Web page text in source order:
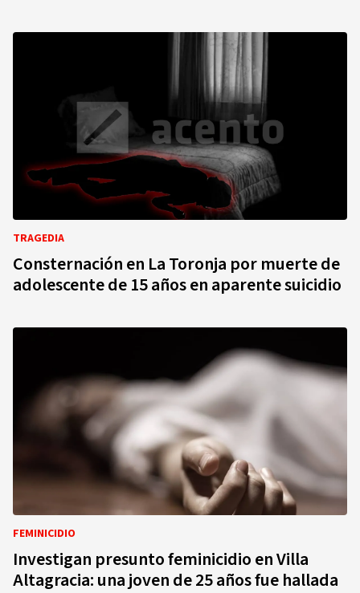
TRAGEDIA
Consternación en La Toronja por muerte de
adolescente de 15 años en aparente suicidio
FEMINICIDIO
Investigan presunto feminicidio en Villa
Altagracia: una joven de 25 años fue hallada